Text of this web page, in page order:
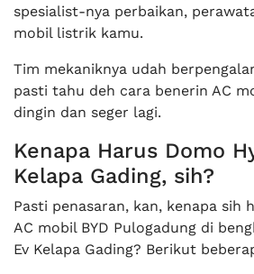
spesialist-nya perbaikan,
mobil listrik kamu.
Tim mekaniknya udah
pasti tahu deh cara benerin AC
dingin dan seger lagi.
Kenapa Harus Domo
Kelapa Gading, sih?
Pasti penasaran, kan, kenapa sih
AC mobil BYD Pulogadung di
Ev Kelapa Gading? Berikut